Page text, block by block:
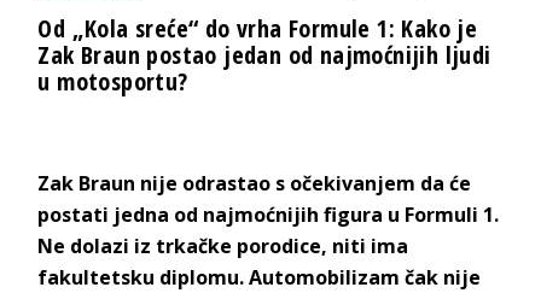
Od „Kola sreće“ do vrha Formule 1: Kako je
Zak Braun postao jedan od najmoćnijih ljudi
u motosportu?
Zak Braun nije odrastao s očekivanjem da će
postati jedna od najmoćnijih figura u Formuli 1.
Ne dolazi iz trkačke porodice, niti ima
fakultetsku diplomu. Automobilizam čak nije